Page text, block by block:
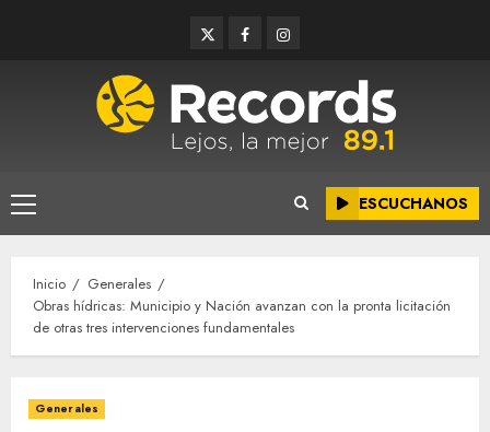
TwitterFacebookInstagram
Menú
principal
ESCUCHANOS
Inicio
Generales
Obras hídricas: Municipio y Nación avanzan con la pronta licitación
de otras tres intervenciones fundamentales
Generales